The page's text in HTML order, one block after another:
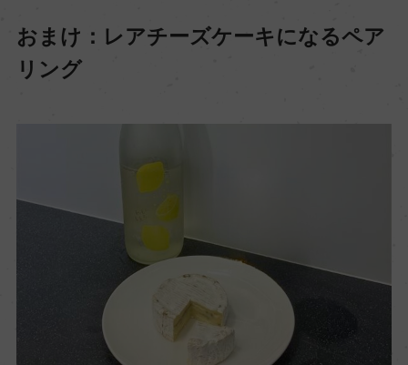
おまけ：レアチーズケーキになるペア
リング